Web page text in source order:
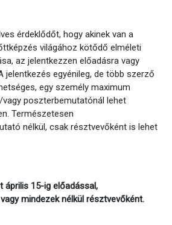
érdeklődőt, hogy akinek van a
világához kötődő elméleti
az jelentkezzen előadásra vagy
jelentkezés egyénileg, de több szerző
egy személy maximum
poszterbemutatónál lehet
Természetesen
nélkül, csak résztvevőként is lehet
április 15-ig előadással,
mindezek nélkül résztvevőként.